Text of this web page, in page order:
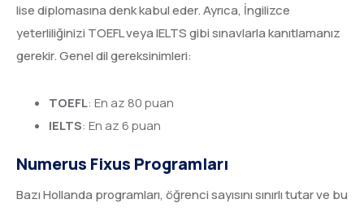
lise diplomasına denk kabul eder. Ayrıca, İngilizce
yeterliliğinizi TOEFL veya IELTS gibi sınavlarla kanıtlamanız
gerekir. Genel dil gereksinimleri:
TOEFL: En az 80 puan
IELTS: En az 6 puan
Numerus Fixus Programları
Bazı Hollanda programları, öğrenci sayısını sınırlı tutar ve bu